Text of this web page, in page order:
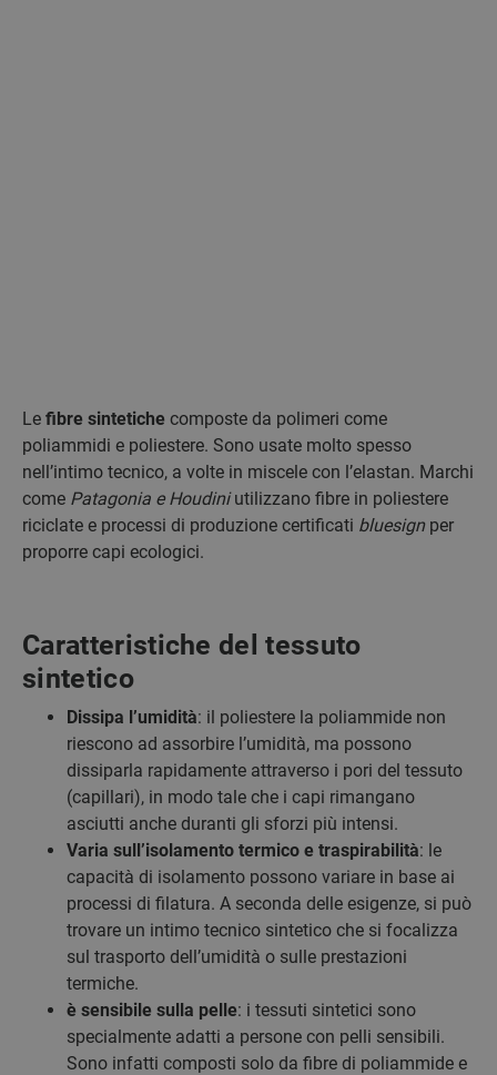
Le fibre sintetiche composte da polimeri come
poliammidi e poliestere. Sono usate molto spesso
nell’intimo tecnico, a volte in miscele con l’elastan. Marchi
come Patagonia e Houdiniutilizzano fibre in poliestere
riciclate e processi di produzione certificati bluesignper
proporre capi ecologici.
Caratteristiche del tessuto
sintetico
Dissipa l’umidità: il poliestere la poliammide non
riescono ad assorbire l’umidità, ma possono
dissiparla rapidamente attraverso i pori del tessuto
(capillari), in modo tale che i capi rimangano
asciutti anche duranti gli sforzi più intensi.
Varia sull’isolamento termico e traspirabilità: le
capacità di isolamento possono variare in base ai
processi di filatura. A seconda delle esigenze, si può
trovare un intimo tecnico sintetico che si focalizza
sul trasporto dell’umidità o sulle prestazioni
termiche.
è sensibile sulla pelle: i tessuti sintetici sono
specialmente adatti a persone con pelli sensibili.
Sono infatti composti solo da fibre di poliammide e